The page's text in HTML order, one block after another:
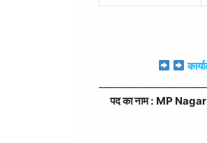
पद का नाम : MP Nagar